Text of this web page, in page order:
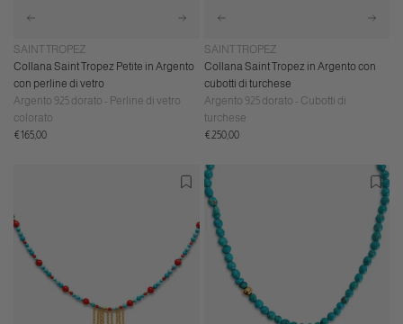
SAINT TROPEZ
Collana Saint Tropez Petite in Argento
con perline di vetro
Argento 925 dorato - Perline di vetro
colorato
Prezzo
€165,00
SAINT TROPEZ
Collana Saint Tropez in Argento con
cubotti di turchese
Argento 925 dorato - Cubotti di
turchese
Prezzo
€250,00